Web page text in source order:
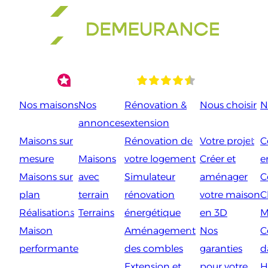
Nos maisons
Maisons sur
mesure
Maisons sur
plan
Réalisations
Maison
performante
Nos
annonces
Maisons
avec
terrain
Terrains
Rénovation &
extension
Rénovation de
votre logement
Simulateur
rénovation
énergétique
Aménagement
des combles
Nous choisir
Votre projet
Créer et
aménager
votre maison
en 3D
Nos
garanties